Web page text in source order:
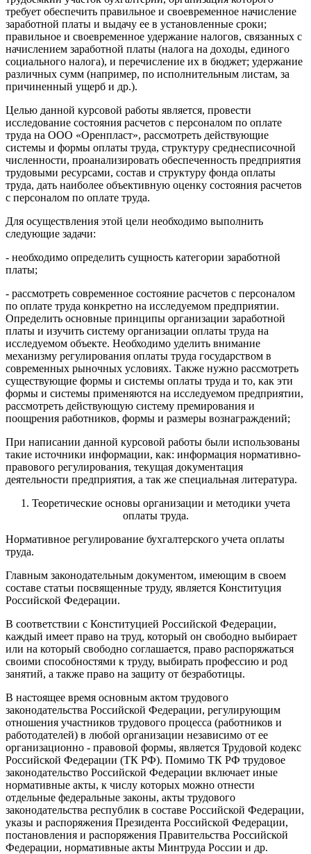
требует обеспечить правильное и своевременное начисление
заработной платы и выдачу ее в установленные сроки;
правильное и своевременное удержание налогов, связанных с
начислением заработной платы (налога на доходы, единого
социального налога), и перечисление их в бюджет; удержание
различных сумм (например, по исполнительным листам, за
причиненный ущерб и др.).
Целью данной курсовой работы является, провести
исследование состояния расчетов с персоналом по оплате
труда на ООО «Оренпласт», рассмотреть действующие
системы и формы оплаты труда, структуру среднесписочной
численности, проанализировать обеспеченность предприятия
трудовыми ресурсами, состав и структуру фонда оплаты
труда, дать наиболее объективную оценку состояния расчетов
с персоналом по оплате труда.
Для осуществления этой цели необходимо выполнить
следующие задачи:
- необходимо определить сущность категории заработной
платы;
- рассмотреть современное состояние расчетов с персоналом
по оплате труда конкретно на исследуемом предприятии.
Опреде­лить основные принципы организации заработной
платы и изучить систему организации оплаты труда на
исследуемом объекте. Необходимо уделить внимание
механизму регулирования оплаты труда государством в
современ­ных рыночных условиях. Также нужно рассмотреть
существующие формы и системы оплаты труда и то, как эти
формы и системы применяются на исследуемом предприятии,
рассмотреть действующую систему премирования и
поощрения работников, формы и размеры вознаграждений;
При написании данной курсовой работы были использованы
такие источники информации, как: информация нормативно-
правового регулирования, текущая документация
деятельности предприятия, а так же специальная литература.
1. Теоретические основы организации и методики учета
оплаты труда.
Нормативное регулирование бухгалтерского учета оплаты
труда.
Главным законодательным документом, имеющим в своем
составе статьи посвященные труду, является Конституция
Российской Федерации.
В соответствии с Конституцией Российской Федерации,
каждый имеет право на труд, который он свободно выбирает
или на который свободно соглашается, право распоряжаться
своими способностями к труду, выби­рать профессию и род
занятий, а также право на защиту от безработицы.
В настоящее время основным актом трудового
законодательства Российской Федерации, регулирующим
отношения участников трудового процесса (работников и
работодателей) в любой организации независимо от ее
организационно - правовой формы, является Трудовой кодекс
Российской Федерации (ТК РФ). Помимо ТК РФ трудовое
законодательство Российской Федерации включает иные
нормативные акты, к числу которых можно отнести
отдельные федеральные законы, акты трудового
законодательства республик в составе Российской Федерации,
указы и распоряжения Президента Российской Федерации,
постановления и распоряжения Правительства Российской
Федерации, нормативные акты Минтруда России и др.